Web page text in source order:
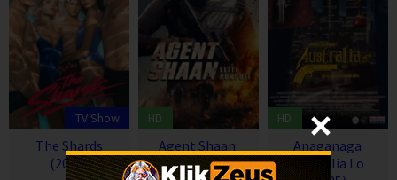
TV Show
The Shards
(2026)
HD
Agent Shaan:
Elite Pursuit
HD
Anaganaga
Australia Lo